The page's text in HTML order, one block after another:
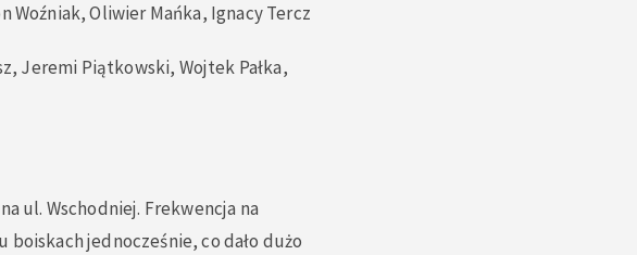
Woźniak, Oliwier Mańka, Ignacy Tercz
Jeremi Piątkowski, Wojtek Pałka,
ul. Wschodniej. Frekwencja na
boiskach jednocześnie, co dało dużo